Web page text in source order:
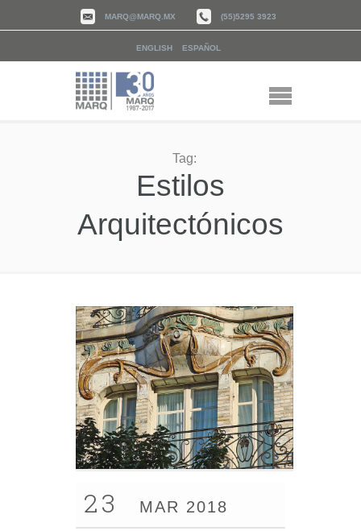
MARQ@MARQ.MX (55)5295 3923
ENGLISH ESPAÑOL
Tag:
Estilos
Arquitectónicos
23 MAR 2018